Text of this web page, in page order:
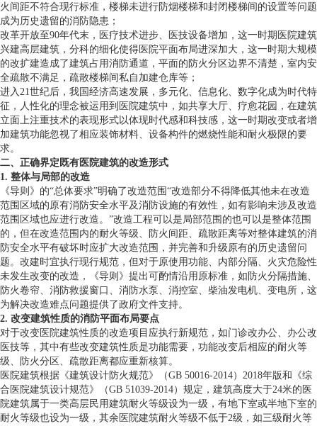
火间距不符合现行标准，楼梯未进行防烟楼梯和封闭楼梯间的设置等问题
成为历史遗留的消防隐患；
改革开放至90年代末，医疗技术进步、医技设备增加，这一时期医院建筑
兴建高层建筑，分科的细化使得医院平面布局进深加大，这一时期大规模
的改扩建造成了建筑占用消防通道，平面的防火分区边界不清楚，室内安
全疏散不满足，疏散楼梯间私自加建仓库等；
进入21世纪后，我国经济高速发展，多元化、信息化、数字化成为时代特
征，人性化的理念被运用到医院建筑中，如共享大厅、疗愈花园，在建筑
立面上注重技术的表现形式以体现时代感和科技感，这一时期改变或者增
加建筑功能忽视了相应装饰材料、设备构件的燃烧性能和耐火极限的要
求。
二、正确界定既有医院建筑的改造形式
1. 整体与局部的改造
《导则》的“总体要求”明确了改造范围“改造部分不得降低其他未在改造
范围区域的原有消防安全水平及消防设施的有效性，如有影响未涉及改造
范围区域也应进行改造。”改造工程可以是局部范围的也可以是整体范围
的，但在改造范围内的耐火等级、防火间距、疏散距离等对整体建筑的消
防安全水平有破坏时应扩大改造范围，并完善和升级原有的历史遗留问
题。改建时宜执行现行规范，但对于原使用功能、内部分隔、火灾危险性
未发生改变的改造，《导则》提出可酌情沿用原标准，如防火分隔措施、
防火卷帘、消防救援窗口、消防水泵、消控室、柴油发电机、变电所，这
为解决改造难点问题提供了政府文件支持。
2. 改变建筑性质的消防平面布局要点
对于改变医院建筑性质的改造项目应执行新规范，如门诊改办公、办公改
医技等，其中有些改变建筑性质是功能需要，功能改变后相应的耐火等
级、防火分区、疏散距离都应重新核算。
医院建筑根据《建筑设计防火规范》（GB 50016-2014）2018年版和《综
合医院建筑设计规范》（GB 51039-2014）规定，建筑高度大于24米的医
院建筑属于一类高层民用建筑耐火等级设为一级，有地下室或半地下室的
耐火等级也设为一级，其余医院建筑耐火等级不低于2级，如三级耐火等